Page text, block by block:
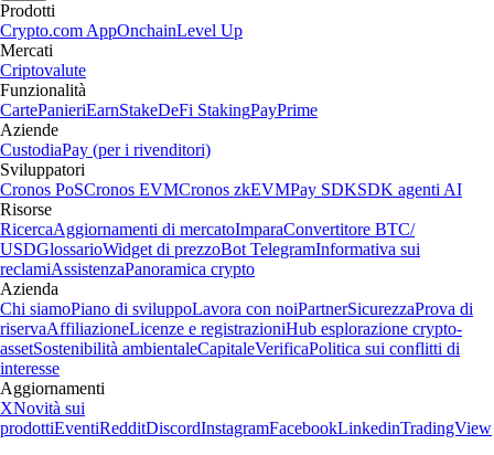
Prodotti
Crypto.com AppOnchainLevel Up
Mercati
Criptovalute
Funzionalità
CartePanieriEarnStakeDeFi StakingPayPrime
Aziende
CustodiaPay (per i rivenditori)
Sviluppatori
Cronos PoSCronos EVMCronos zkEVMPay SDKSDK agenti AI
Risorse
RicercaAggiornamenti di mercatoImparaConvertitore BTC/
USDGlossarioWidget di prezzoBot TelegramInformativa sui
reclamiAssistenzaPanoramica crypto
Azienda
Chi siamoPiano di sviluppoLavora con noiPartnerSicurezzaProva di
riservaAffiliazioneLicenze e registrazioniHub esplorazione crypto-
assetSostenibilità ambientaleCapitaleVerificaPolitica sui conflitti di
interesse
Aggiornamenti
XNovità sui
prodottiEventiRedditDiscordInstagramFacebookLinkedinTradingView